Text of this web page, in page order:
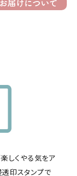
しくやる気をア
印スタンプで